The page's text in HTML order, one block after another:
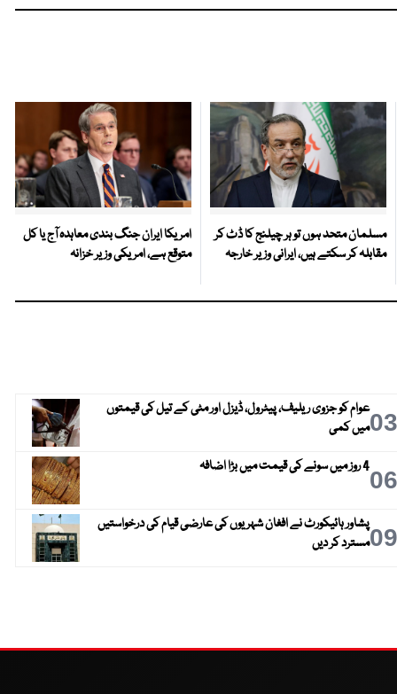
مسلمان متحد ہوں تو ہر چیلنج کا ڈٹ کر
مقابلہ کر سکتے ہیں، ایرانی وزیر خارجہ
امریکا ایران جنگ بندی معاہدہ آج یا کل
متوقع ہے، امریکی وزیر خزانہ
03عوام کو جزوی ریلیف، پیٹرول، ڈیزل اور مٹی کے تیل کی قیمتوں
میں کمی
064 روز میں سونے کی قیمت میں بڑا اضافہ
09پشاور ہائیکورٹ نے افغان شہریوں کی عارضی قیام کی درخواستیں
مسترد کر دیں